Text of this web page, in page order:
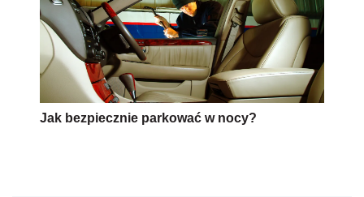
Jak bezpiecznie parkować w nocy?